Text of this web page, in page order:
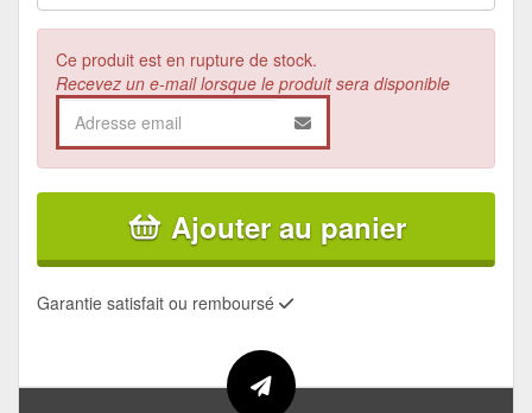
Ce produit est en rupture de stock.
Recevez un e-mail lorsque le produit sera disponible
Ajouter au panier
Garantie satisfait ou remboursé